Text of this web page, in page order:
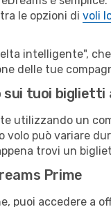
le opzioni di voli
intelligente",
delle tue
sui tuoi biglietti
utilizzando un
volo può variare
trovi un
Prime
puoi accedere a